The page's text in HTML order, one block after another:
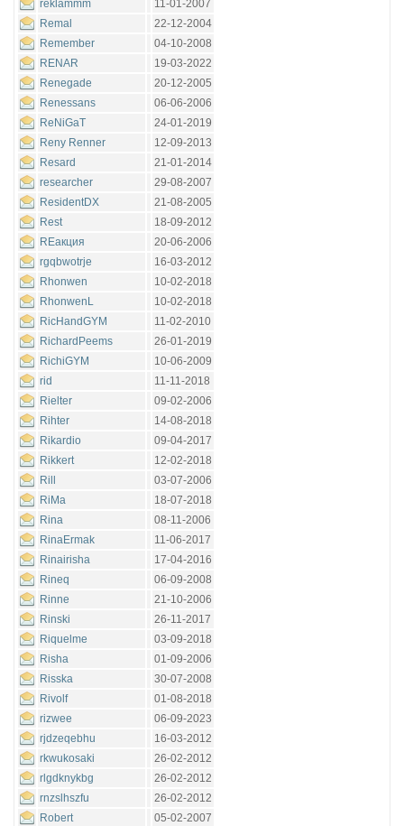
reklammm
11-01-2007
Remal
22-12-2004
Remember
04-10-2008
RENAR
19-03-2022
Renegade
20-12-2005
Renessans
06-06-2006
ReNiGaT
24-01-2019
Reny Renner
12-09-2013
Resard
21-01-2014
researcher
29-08-2007
ResidentDX
21-08-2005
Rest
18-09-2012
REакция
20-06-2006
rgqbwotrje
16-03-2012
Rhonwen
10-02-2018
RhonwenL
10-02-2018
RicHandGYM
11-02-2010
RichardPeems
26-01-2019
RichiGYM
10-06-2009
rid
11-11-2018
Rielter
09-02-2006
Rihter
14-08-2018
Rikardio
09-04-2017
Rikkert
12-02-2018
Rill
03-07-2006
RiMa
18-07-2018
Rina
08-11-2006
RinaErmak
11-06-2017
Rinairisha
17-04-2016
Rineq
06-09-2008
Rinne
21-10-2006
Rinski
26-11-2017
Riquelme
03-09-2018
Risha
01-09-2006
Risska
30-07-2008
Rivolf
01-08-2018
rizwee
06-09-2023
rjdzeqebhu
16-03-2012
rkwukosaki
26-02-2012
rlgdknykbg
26-02-2012
rnzslhszfu
26-02-2012
Robert
05-02-2007